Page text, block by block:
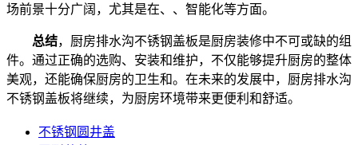
场前景十分广阔，尤其是在、、智能化等方面。
总结，厨房排水沟不锈钢盖板是厨房装修中不可或缺的组
件。通过正确的选购、安装和维护，不仅能够提升厨房的整体
美观，还能确保厨房的卫生和。在未来的发展中，厨房排水沟
不锈钢盖板将继续，为厨房环境带来更便利和舒适。
不锈钢圆井盖